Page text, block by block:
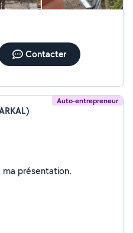
Contacter
Auto-entrepreneur
Je n'ai pas encore renseigné ma présentation.